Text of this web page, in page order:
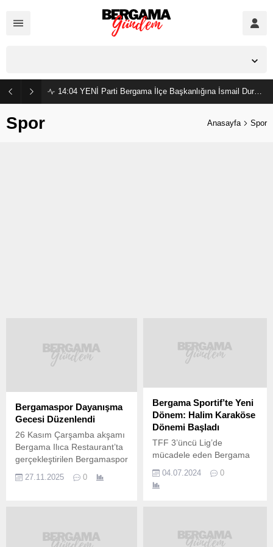
14:04 YENİ Parti Bergama İlçe Başkanlığına İsmail Durmaz görevlendirildi
Spor Anasayfa Spor
Bergamaspor Dayanışma
Gecesi Düzenlendi
26 Kasım Çarşamba akşamı
Bergama Ilıca Restaurant’ta
gerçekleştirilen Bergamaspor
yaklaşık 200 kişinin
taraftarları, esnaflar, iş
insanları, ilçe ve oda
27.11.2025 0
Bergama Sportif’te Yeni
Dönem: Halim Karaköse
Dönemi Başladı
TFF 3’üncü Lig’de
mücadele eden Bergama
görevine Halim Karaköse’yi
getirdi. Kırmızı-lacivertli
4’üncü Grup’ta mücadele
04.07.2024 0